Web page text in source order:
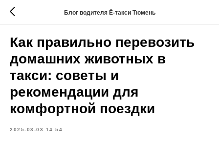
Блог водителя Ё-такси Тюмень
Как правильно перевозить
домашних животных в
такси: советы и
рекомендации для
комфортной поездки
2025-03-03 14:54